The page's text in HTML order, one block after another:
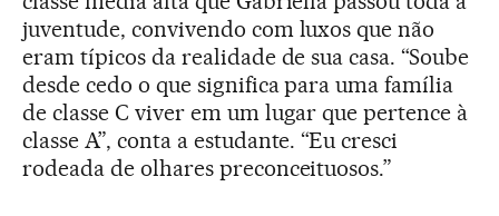
juventude, convivendo com luxos que não
eram típicos da realidade de sua casa. “Soube
desde cedo o que significa para uma família
de classe C viver em um lugar que pertence à
classe A”, conta a estudante. “Eu cresci
rodeada de olhares preconceituosos.”